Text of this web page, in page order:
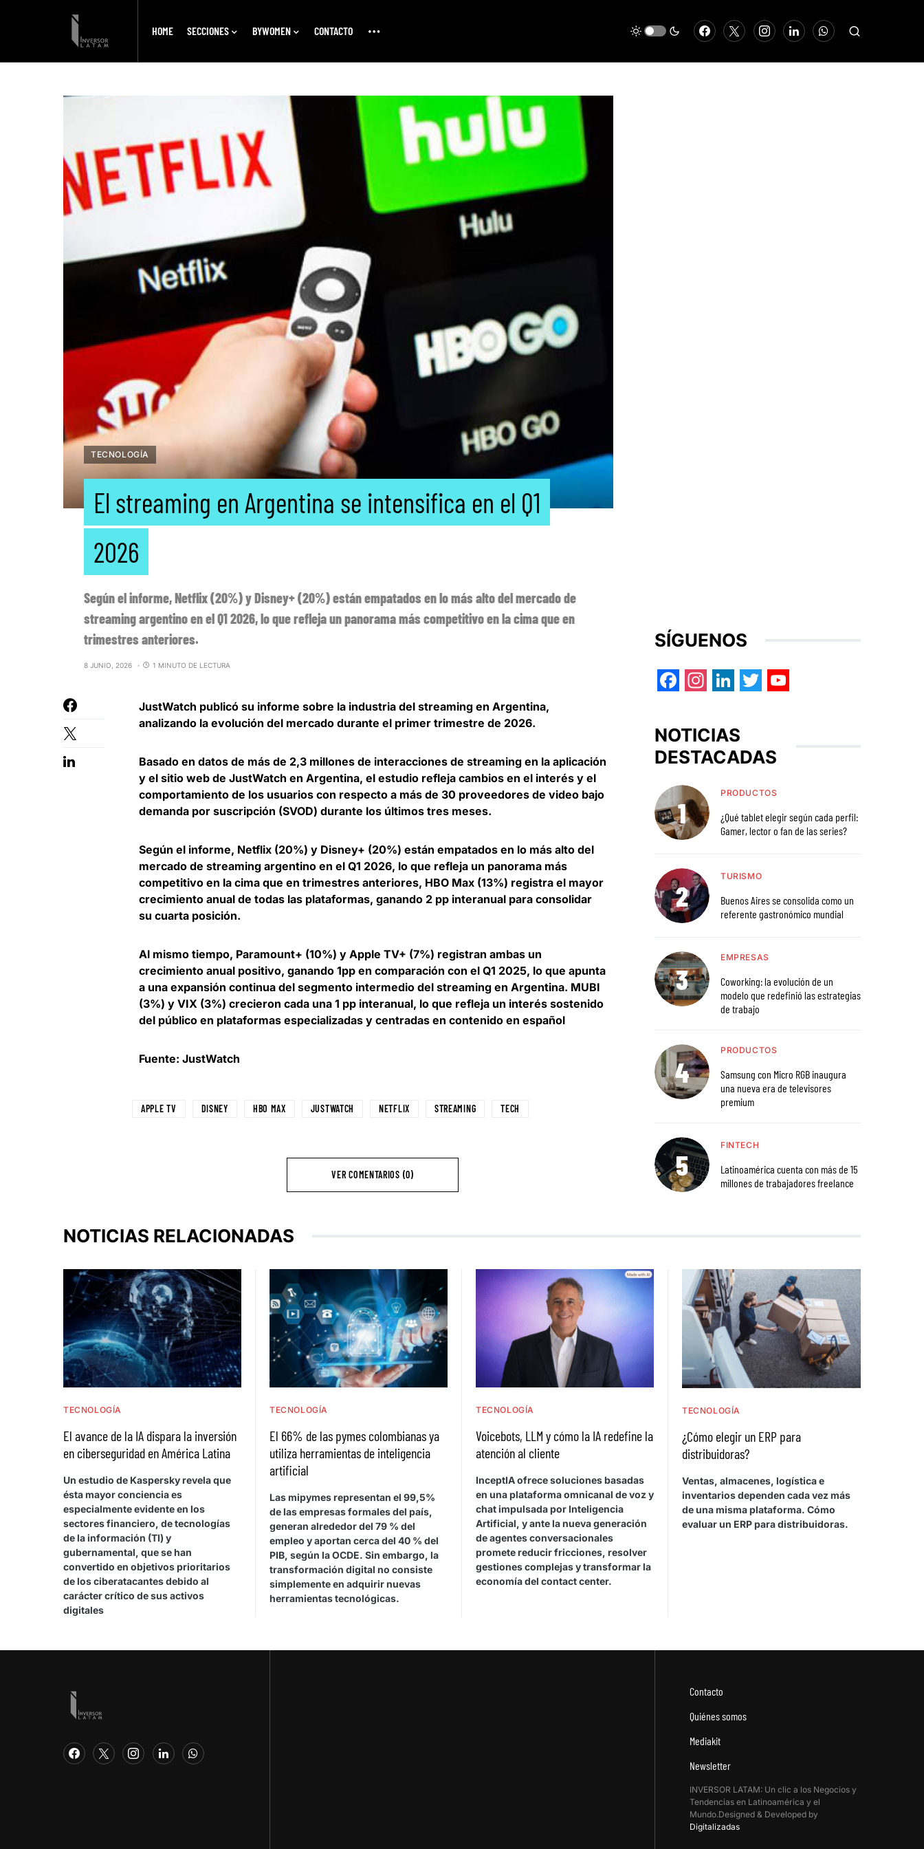
HOME SECCIONES BYWOMEN CONTACTO
TECNOLOGÍA
El streaming en Argentina se intensifica en el Q1
2026
Según el informe, Netflix (20%) y Disney+ (20%) están empatados en lo más alto del mercado de
streaming argentino en el Q1 2026, lo que refleja un panorama más competitivo en la cima que en
trimestres anteriores.
8 JUNIO, 2026 1 MINUTO DE LECTURA
JustWatch publicó su informe sobre la industria del streaming en Argentina,
analizando la evolución del mercado durante el primer trimestre de 2026.
Basado en datos de más de 2,3 millones de interacciones de streaming en la aplicación
y el sitio web de JustWatch en Argentina, el estudio refleja cambios en el interés y el
comportamiento de los usuarios con respecto a más de 30 proveedores de video bajo
demanda por suscripción (SVOD) durante los últimos tres meses.
Según el informe, Netflix (20%) y Disney+ (20%) están empatados en lo más alto del
mercado de streaming argentino en el Q1 2026, lo que refleja un panorama más
competitivo en la cima que en trimestres anteriores, HBO Max (13%) registra el mayor
crecimiento anual de todas las plataformas, ganando 2 pp interanual para consolidar
su cuarta posición.
Al mismo tiempo, Paramount+ (10%) y Apple TV+ (7%) registran ambas un
crecimiento anual positivo, ganando 1pp en comparación con el Q1 2025, lo que apunta
a una expansión continua del segmento intermedio del streaming en Argentina. MUBI
(3%) y VIX (3%) crecieron cada una 1 pp interanual, lo que refleja un interés sostenido
del público en plataformas especializadas y centradas en contenido en español
Fuente: JustWatch
APPLE TV DISNEY HBO MAX JUSTWATCH NETFLIX STREAMING TECH
VER COMENTARIOS (0)
SÍGUENOS
NOTICIAS
DESTACADAS
PRODUCTOS
¿Qué tablet elegir según cada perfil:
Gamer, lector o fan de las series?
TURISMO
Buenos Aires se consolida como un
referente gastronómico mundial
EMPRESAS
Coworking: la evolución de un
modelo que redefinió las estrategias
de trabajo
PRODUCTOS
Samsung con Micro RGB inaugura
una nueva era de televisores
premium
FINTECH
Latinoamérica cuenta con más de 15
millones de trabajadores freelance
NOTICIAS RELACIONADAS
TECNOLOGÍA
El avance de la IA dispara la inversión
en ciberseguridad en América Latina
Un estudio de Kaspersky revela que
ésta mayor conciencia es
especialmente evidente en los
sectores financiero, de tecnologías
de la información (TI) y
gubernamental, que se han
convertido en objetivos prioritarios
de los ciberatacantes debido al
carácter crítico de sus activos
digitales
TECNOLOGÍA
El 66% de las pymes colombianas ya
utiliza herramientas de inteligencia
artificial
Las mipymes representan el 99,5%
de las empresas formales del país,
generan alrededor del 79 % del
empleo y aportan cerca del 40 % del
PIB, según la OCDE. Sin embargo, la
transformación digital no consiste
simplemente en adquirir nuevas
herramientas tecnológicas.
TECNOLOGÍA
Voicebots, LLM y cómo la IA redefine la
atención al cliente
InceptIA ofrece soluciones basadas
en una plataforma omnicanal de voz y
chat impulsada por Inteligencia
Artificial, y ante la nueva generación
de agentes conversacionales
promete reducir fricciones, resolver
gestiones complejas y transformar la
economía del contact center.
TECNOLOGÍA
¿Cómo elegir un ERP para
distribuidoras?
Ventas, almacenes, logística e
inventarios dependen cada vez más
de una misma plataforma. Cómo
evaluar un ERP para distribuidoras.
Contacto
Quiénes somos
Mediakit
Newsletter
INVERSOR LATAM: Un clic a los Negocios y
Tendencias en Latinoamérica y el
Mundo.Designed & Developed by
Digitalizadas